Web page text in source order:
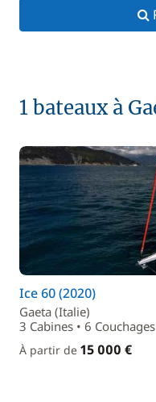
1 bateaux à
Ice 60 (2020)
Gaeta (Italie)
3 Cabines • 6
À partir de 15 000 €